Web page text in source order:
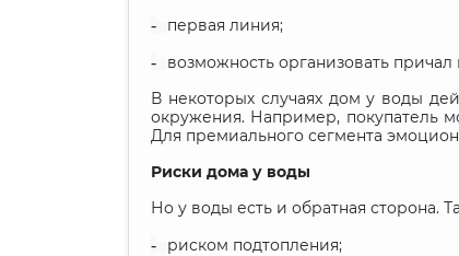
- первая линия;
-
возможность организовать причал
В некоторых случаях дом у воды
окружения. Например, покупатель
Для премиального сегмента
Риски дома у воды
Но у воды есть и обратная сторона.
- риском подтопления;